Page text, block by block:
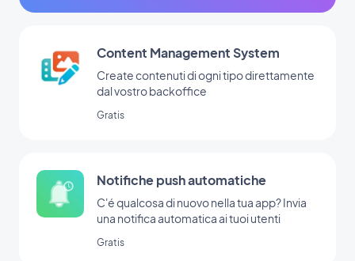
Content Management System
Create contenuti di ogni tipo direttamente
dal vostro backoffice
Gratis
Notifiche push automatiche
C'é qualcosa di nuovo nella tua app? Invia
una notifica automatica ai tuoi utenti
Gratis